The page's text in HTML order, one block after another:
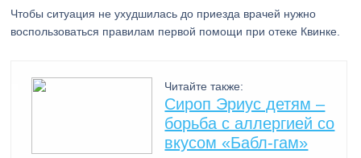
Чтобы ситуация не ухудшилась до приезда врачей нужно
воспользоваться правилам первой помощи при отеке Квинке.
Читайте также:
Сироп Эриус детям –
борьба с аллергией со
вкусом «Бабл-гам»